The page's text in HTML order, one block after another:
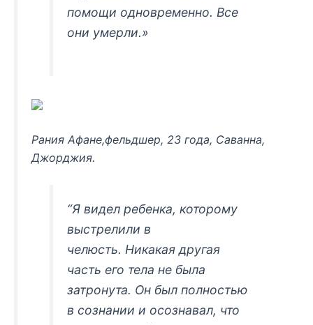
помощи одновременно. Все
они умерли.»
Рания Афане,фельдшер, 23 года, Саванна,
Джорджия.
“Я видел ребенка, которому
выстрелили в
челюсть. Никакая другая
часть его тела не была
затронута. Он был полностью
в сознании и осознавал, что